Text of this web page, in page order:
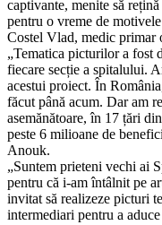
captivante, menite să
pentru o vreme de
Costel Vlad, medic primar
„Tematica picturilor a fost
fiecare secție a spitalului.
acestui proiect. În
făcut până acum. Dar am
asemănătoare, în 17 țări
peste 6 milioane de
Anouk.
„Suntem prieteni vechi ai
pentru că i-am întâlnit pe
invitat să realizeze picturi
intermediari pentru a